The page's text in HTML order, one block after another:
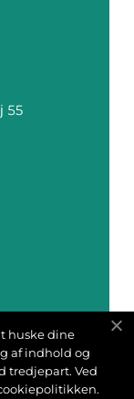
huske dine
af indhold og
tredjepart. Ved